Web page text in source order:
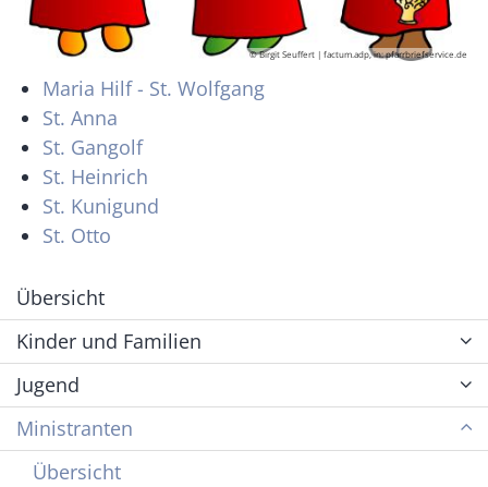
© Birgit Seuffert | factum.adp, in: pfarrbriefservice.de
Maria Hilf - St. Wolfgang
St. Anna
St. Gangolf
St. Heinrich
St. Kunigund
St. Otto
Übersicht
Kinder und Familien
Jugend
Ministranten
Übersicht